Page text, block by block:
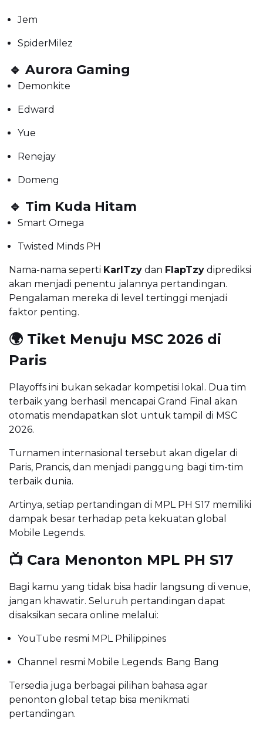
Jem
SpiderMilez
🔹 Aurora Gaming
Demonkite
Edward
Yue
Renejay
Domeng
🔹 Tim Kuda Hitam
Smart Omega
Twisted Minds PH
Nama-nama seperti KarlTzy dan FlapTzy diprediksi
akan menjadi penentu jalannya pertandingan.
Pengalaman mereka di level tertinggi menjadi
faktor penting.
🌍 Tiket Menuju MSC 2026 di
Paris
Playoffs ini bukan sekadar kompetisi lokal. Dua tim
terbaik yang berhasil mencapai Grand Final akan
otomatis mendapatkan slot untuk tampil di MSC
2026.
Turnamen internasional tersebut akan digelar di
Paris, Prancis, dan menjadi panggung bagi tim-tim
terbaik dunia.
Artinya, setiap pertandingan di MPL PH S17 memiliki
dampak besar terhadap peta kekuatan global
Mobile Legends.
📺 Cara Menonton MPL PH S17
Bagi kamu yang tidak bisa hadir langsung di venue,
jangan khawatir. Seluruh pertandingan dapat
disaksikan secara online melalui:
YouTube resmi MPL Philippines
Channel resmi Mobile Legends: Bang Bang
Tersedia juga berbagai pilihan bahasa agar
penonton global tetap bisa menikmati
pertandingan.